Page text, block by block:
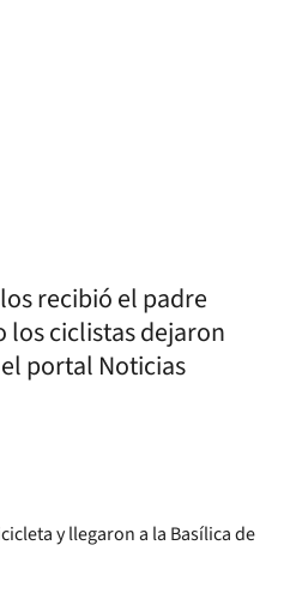
recibió el padre
los ciclistas dejaron
portal Noticias